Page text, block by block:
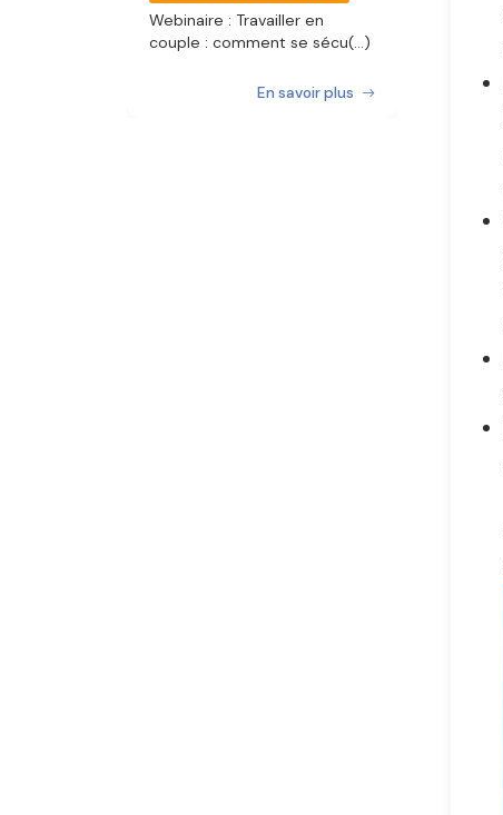
Webinaire : Travailler en
couple : comment se sécu(...)
En savoir plus